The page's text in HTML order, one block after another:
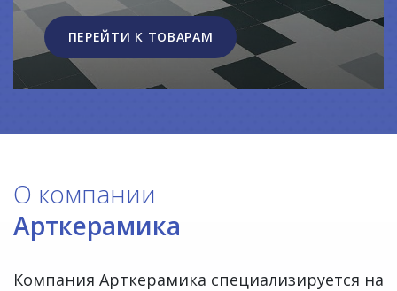
ПЕРЕЙТИ К ТОВАРАМ
О компании
Арткерамика
Компания Арткерамика специализируется на